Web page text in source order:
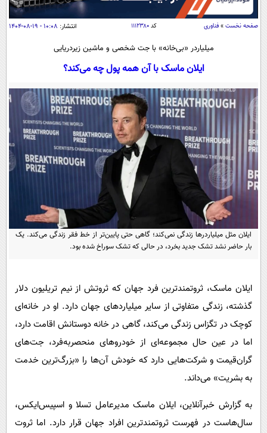
سیاسی
اقتصاد
اقتصادی
خودرو
جامعه
اجتماعی
حوادث
سلامت
یک برش دانایی
محیط زیست
سفر و تفریح
ورزشی
بین الملل
سیاست خارجی
فرهنگ و هنر
علم و دانش
فناوری و It
علمی
اخبار کریپتو
قرآن
گوناگون
سرگرمی
باشگاه مغز
مجله تصویری سلاح
فیلم
اقتصاد
ورزش
سیاست
فناوری
گوناگون
حوادث
محیط زیست
فرهنگی
بین الملل
عصر ایران 2
خواندنی ها و دیدنی ها
داستان کوتاه
روانشناسی
دانلود
آموزش زبان
صفحه نخست » فناوری کد ۱۱۱۲۳۸۰ انتشار: ۱۰:۰۸ - ۱۹-۰۸-۱۴۰۴
میلیاردر «بی‌خانه» با جت شخصی و ماشین زیردریایی
ایلان ماسک با آن همه پول‌ چه می‌کند؟
ایلان مثل میلیاردرها زندگی نمی‌کند؛ گاهی حتی پایین‌تر از خط فقر زندگی می‌کند. یک
بار حاضر نشد تشک جدید بخرد، در حالی که تشک سوراخ شده بود.
ایلان ماسک، ثروتمندترین فرد جهان که ثروتش از نیم تریلیون دلار
گذشته، زندگی متفاوتی از سایر میلیاردهای جهان دارد. او در خانه‌ای
کوچک در تگزاس زندگی می‌کند، گاهی در خانه دوستانش اقامت دارد،
اما در عین حال مجموعه‌ای از خودروهای منحصربه‌فرد، جت‌های
گران‌قیمت و شرکت‌هایی دارد که خودش آن‌ها را «بزرگ‌ترین خدمت
به بشریت» می‌داند.
به گزارش خبرآنلاین، ایلان ماسک مدیرعامل تسلا و اسپیس‌ایکس،
سال‌هاست در فهرست ثروتمندترین افراد جهان قرار دارد. اما ثروت